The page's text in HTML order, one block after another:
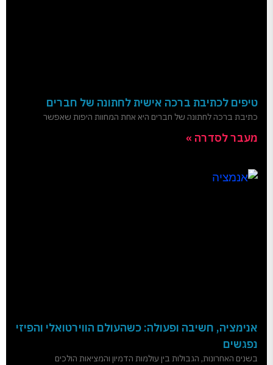
טיפים לכתיבת ברכה אישית לחתונה של חברים
כתיבת ברכה לחתונה של חברים היא אחת המחוות היפות שאפשר
מעבר לסדרה »
אנימציה, חשיבה ופעולה: כשהעולם הווירטואלי והפיזי
נפגשים
בשנים האחרונות, הגבולות בין עולמות הדמיון והמציאות הולכים